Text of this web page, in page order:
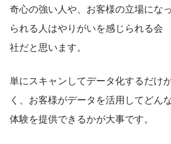
奇心の強い人や、お客様の立場にな
られる人はやりがいを感じられる会
社だと思います。
単にスキャンしてデータ化するだけ
く、お客様がデータを活用してどん
体験を提供できるかが大事です。